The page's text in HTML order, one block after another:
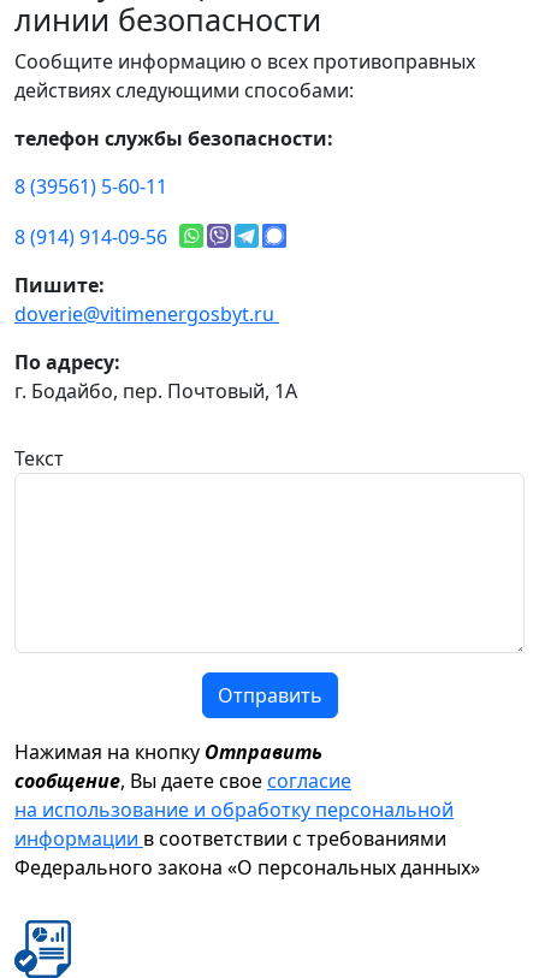
линии безопасности
Сообщите информацию о всех противоправных
действиях следующими способами:
телефон службы безопасности:
8 (39561) 5-60-11
8 (914) 914-09-56
Пишите:
doverie@vitimenergosbyt.ru
По адресу:
г. Бодайбо, пер. Почтовый, 1А
Текст
Отправить
Нажимая на кнопку Отправить
сообщение, Вы даете своесогласие
на использование и обработку персональной
информации в соответствии с требованиями
Федерального закона «О персональных данных»